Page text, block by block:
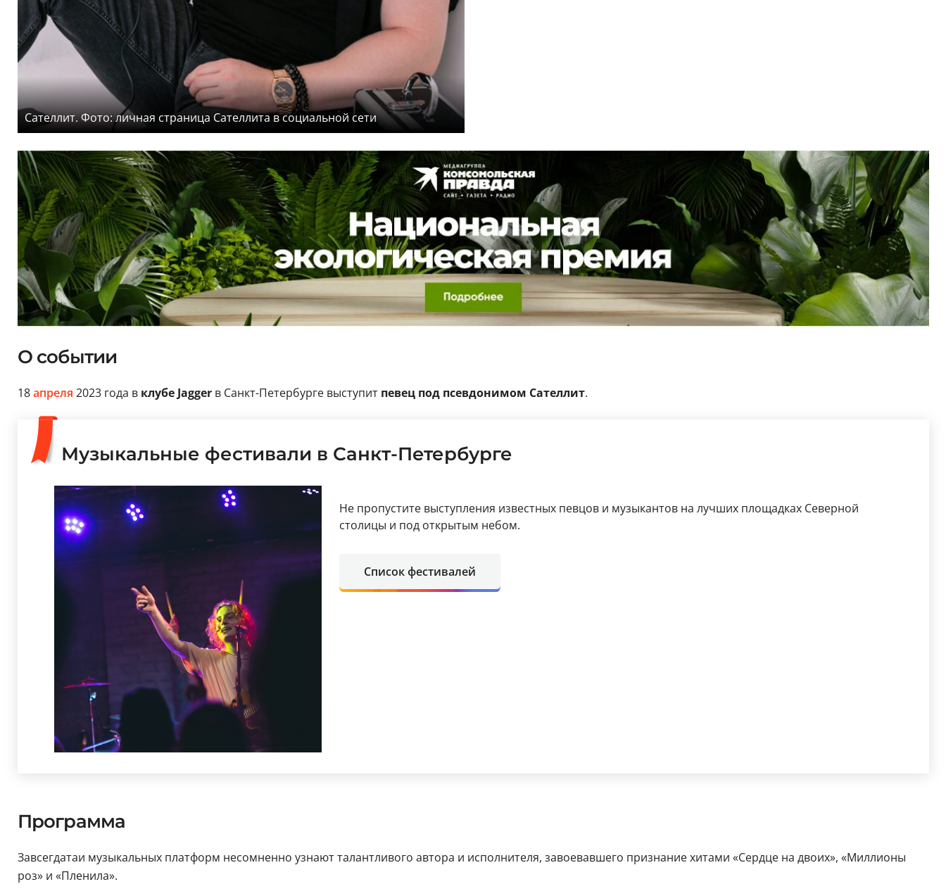
Сателлит. Фото: личная страница Сателлита в социальной сети
О событии
18апреля 2023 года в клубе Jaggerв Санкт-Петербурге выступит певец под псевдонимом Сателлит.
Музыкальные фестивали в Санкт-Петербурге
Не пропустите выступления известных певцов и музыкантов на лучших площадках Северной
столицы и под открытым небом.
Список фестивалей
Программа
Завсегдатаи музыкальных платформ несомненно узнают талантливого автора и исполнителя, завоевавшего признание хитами «Сердце на двоих», «Миллионы
роз» и «Пленила».